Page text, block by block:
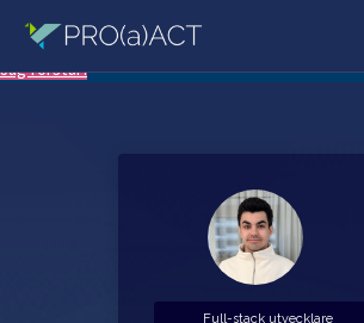
information.Läs mer
Jag förstår!
Full-stack utvecklare